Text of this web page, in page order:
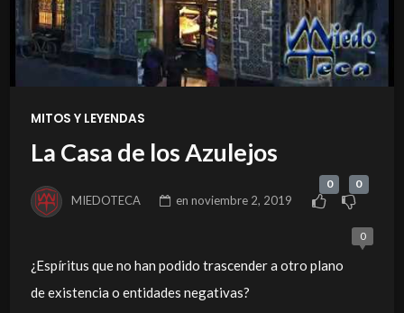
MITOS Y LEYENDAS
La Casa de los Azulejos
MIEDOTECA ennoviembre 2, 2019
0 0
0
¿Espíritus que no han podido trascender a otro plano
de existencia o entidades negativas?